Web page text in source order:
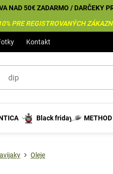
NAD 50€ ZADARMO / DARČEKY
PRE REGISTROVANÝCH
Kontakt
Black friday
Oleje